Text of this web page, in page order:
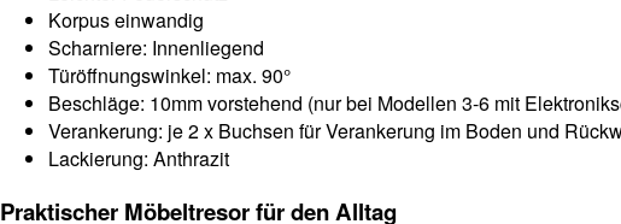
Korpus einwandig
Scharniere: Innenliegend
Türöffnungswinkel: max. 90°
Beschläge: 10mm vorstehend (nur bei Modellen 3-6 mit
Verankerung: je 2 x Buchsen für Verankerung im Boden und
Lackierung: Anthrazit
Praktischer Möbeltresor für den Alltag